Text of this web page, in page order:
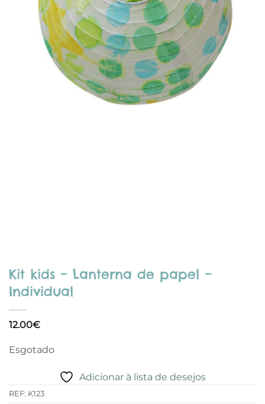
Kit kids – Lanterna de papel –
Individual
12.00€
Esgotado
Adicionar à lista de desejos
REF: K123